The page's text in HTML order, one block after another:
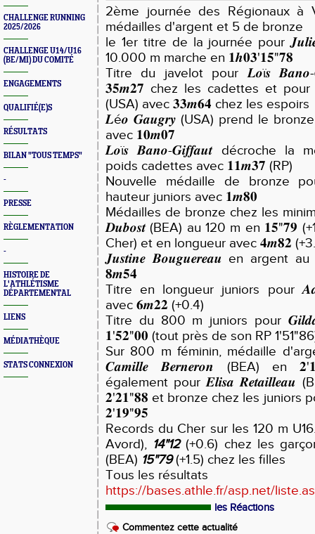
CHALLENGE RUNNING
2025/2026
CHALLENGE U14/U16
(BE/MI) DU COMITÉ
ENGAGEMENTS
QUALIFIÉ(E)S
RÉSULTATS
BILAN "TOUS TEMPS"
-
PRESSE
RÈGLEMENTATION
-
HISTOIRE DE
L'ATHLÉTISME
DÉPARTEMENTAL
LIENS
MÉDIATHÈQUE
STATS CONNEXION
2ème journée des Régionaux
médailles d'argent et 5 de bronze
le 1er titre de la journée pour
10.000 m marche en 𝟏𝒉𝟎𝟑'𝟏𝟓"𝟕𝟖
Titre du javelot pour 𝑳𝒐ï𝒔 𝑩𝒂𝒏𝒐-
𝟑𝟓𝒎𝟐𝟕 chez les cadettes et pour
(USA) avec 𝟑𝟑𝒎𝟔𝟒 chez les espoirs
𝑳é𝒐 𝑮𝒂𝒖𝒈𝒓𝒚 (USA) prend le
avec 𝟏𝟎𝒎𝟎𝟕
𝑳𝒐ï𝒔 𝑩𝒂𝒏𝒐-𝑮𝒊𝒇𝒇𝒂𝒖𝒕 décroche la
poids cadettes avec 𝟏𝟏𝒎𝟑𝟕 (RP)
Nouvelle médaille de bronze
hauteur juniors avec 𝟏𝒎𝟖𝟎
Médailles de bronze chez les
𝑫𝒖𝒃𝒐𝒔𝒕 (BEA) au 120 m en 𝟏𝟓"𝟕𝟗
Cher) et en longueur avec 𝟒𝒎𝟖𝟐
𝑱𝒖𝒔𝒕𝒊𝒏𝒆 𝑩𝒐𝒖𝒈𝒖𝒆𝒓𝒆𝒂𝒖 en argent
𝟖𝒎𝟓𝟒
Titre en longueur juniors pour
avec 𝟔𝒎𝟐𝟐 (+0.4)
Titre du 800 m juniors pour
𝟏'𝟓𝟐"𝟎𝟎 (tout près de son RP
Sur 800 m féminin, médaille
𝑪𝒂𝒎𝒊𝒍𝒍𝒆 𝑩𝒆𝒓𝒏𝒆𝒓𝒐𝒏 (BEA) en
également pour 𝑬𝒍𝒊𝒔𝒂 𝑹𝒆𝒕𝒂𝒊𝒍𝒍𝒆𝒂𝒖
𝟐'𝟐𝟏"𝟖𝟖 et bronze chez les juniors
𝟐'𝟏𝟗"𝟗𝟓
Records du Cher sur les 120 m
Avord), 14"12(+0.6) chez les
(BEA) 15"79(+1.5) chez les filles
Tous les résultats
https://bases.athle.fr/asp.net/
les Réactions
Commentez cette actualité